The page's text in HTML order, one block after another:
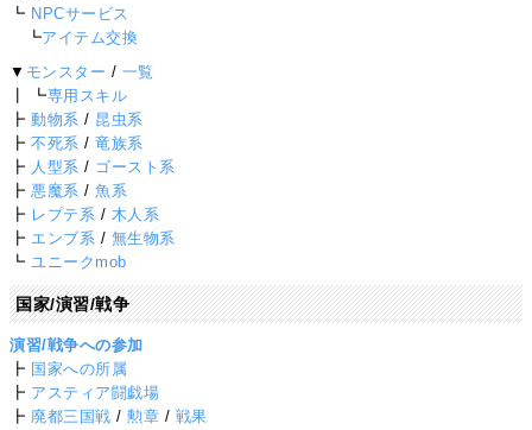
┗ NPCサービス
┗アイテム交換
▼ モンスター / 一覧
┃ ┗専用スキル
┣動物系 / 昆虫系
┣不死系 /竜族系
┣ 人型系 / ゴースト系
┣悪魔系 /魚系
┣ レプテ系 / 木人系
┣ エンブ系 / 無生物系
┗ユニークmob
国家/演習/戦争
演習/戦争への参加
┣ 国家への所属
┣ アスティア闘戯場
┣ 廃都三国戦 /勲章 / 戦果